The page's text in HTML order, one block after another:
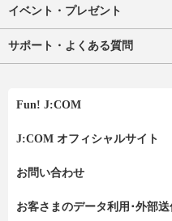
イベント・プレゼント
サポート・よくある質問
Fun! J:COM
J:COM オフィシャルサイト
お問い合わせ
お客さまのデータ利用･外部